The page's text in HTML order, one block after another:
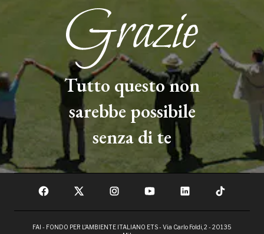
Tutto questo non
sarebbe possibile
senza di te
FAI - FONDO PER L'AMBIENTE ITALIANO ETS - Via Carlo Foldi, 2 - 20135